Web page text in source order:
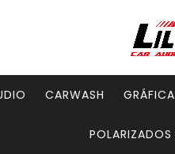
CARWASH GRÁFICA
POLARIZADOS